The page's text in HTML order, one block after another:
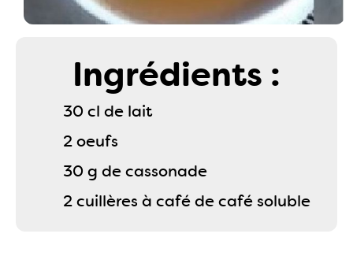
Ingrédients :
30 cl de lait
2 oeufs
30 g de cassonade
2 cuillères à café de café soluble